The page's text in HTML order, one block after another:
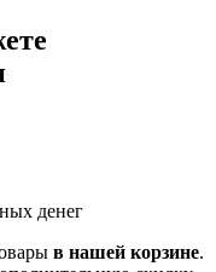
денег
в нашей корзине.